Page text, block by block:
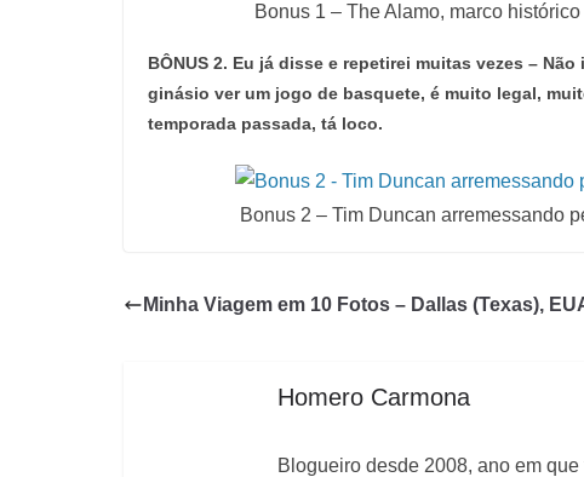
Bonus 1 – The Alamo, marco
BÔNUS 2. Eu já disse e repetirei muitas vezes –
ginásio ver um jogo de basquete, é muito legal,
temporada passada, tá loco.
Bonus 2 – Tim Duncan arremessando
Minha Viagem em 10 Fotos – Dallas (Texas),
Homero Carmona
Blogueiro desde 2008, ano em